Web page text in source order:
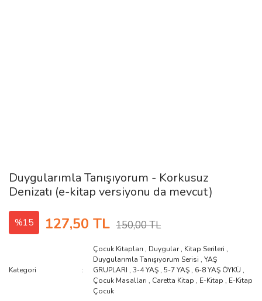
Duygularımla Tanışıyorum - Korkusuz
Denizatı (e-kitap versiyonu da mevcut)
%15 127,50 TL 150,00 TL
Kategori
Çocuk Kitapları , Duygular, Kitap Serileri ,
Duygularımla Tanışıyorum Serisi ,YAŞ
GRUPLARI ,3-4 YAŞ ,5-7 YAŞ , 6-8 YAŞ ÖYKÜ ,
Çocuk Masalları , Caretta Kitap , E-Kitap , E-Kitap
Çocuk